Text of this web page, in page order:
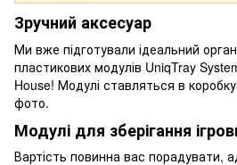
Зручний аксесуар
Ми вже підготували ідеальний
пластикових модулів UniqTray
House! Модулі ставляться в коробку
фото.
Модулі для зберігання
Вартість повинна вас порадувати,